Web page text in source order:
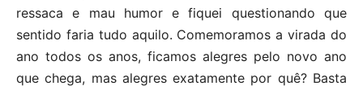
ressaca e mau humor e fiquei questionando que
sentido faria tudo aquilo. Comemoramos a virada do
ano todos os anos, ficamos alegres pelo novo ano
que chega, mas alegres exatamente por quê? Basta